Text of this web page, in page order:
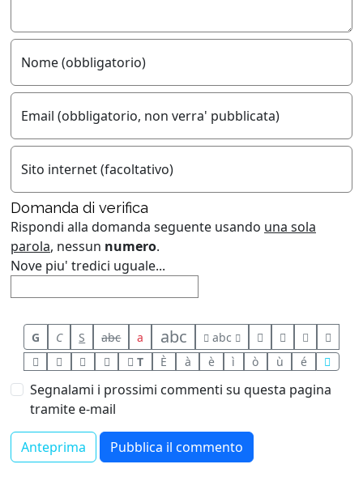
Nome (obbligatorio)
Email (obbligatorio, non verra' pubblicata)
Sito internet (facoltativo)
Domanda di verifica
Rispondi alla domanda seguente usando una sola
parola, nessun numero.
Nove piu' tredici uguale...
G C S abc a abc
abc
T
È à è ì ò ù é
Segnalami i prossimi commenti su questa pagina
tramite e-mail